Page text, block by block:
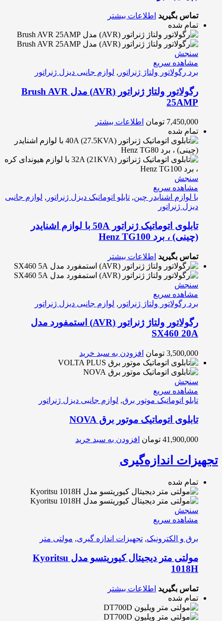
تماس بگیرید اطلاعات بیشتر
تمام شده
سنجش
مشاهده سریع
برد رگولاتور ولتاژ ژنراتور , لوازم جانبی دیزل ژنراتور
رگولاتور ولتاژ ژنراتور (AVR) مدل Brush AVR
25AMP
7,450,000 تومان اطلاعات بیشتر
تمام شده
سنجش
مشاهده سریع
با لوازم اشنایدر چین, تابلو اتوماتیک دیزل ژنراتور , لوازم جانبی
دیزل ژنراتور
تابلوی اتوماتیک ژنراتور 50A با لوازم اشنایدر
(چینی) ، برد Henz TG100
تماس بگیرید اطلاعات بیشتر
سنجش
مشاهده سریع
برد رگولاتور ولتاژ ژنراتور , لوازم جانبی دیزل ژنراتور
رگولاتور ولتاژ ژنراتور (AVR) استمفورد مدل
SX460 20A
3,500,000 تومان افزودن به سبد خرید
سنجش
مشاهده سریع
تابلو اتوماتیک موتور برق, لوازم جانبی دیزل ژنراتور
تابلوی اتوماتیک موتور برق NOVA
41,900,000 تومان افزودن به سبد خرید
تجهیزات اندازه‌گیری
تمام شده
سنجش
مشاهده سریع
برق و الکترونیک, تجهیزات اندازه گیری, مولتی متر
مولتی متر دیجیتال کیوریتسو مدل Kyoritsu
1018H
تماس بگیرید اطلاعات بیشتر
تمام شده